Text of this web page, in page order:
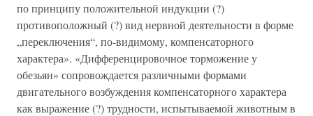
по принципу положительной индукции (?)
противоположный (?) вид нервной деятельности в форме
„переключения“, по-видимому, компенсаторного
характера». «Дифференцировочное торможение у
обезьян» сопровождается различными формами
двигательного возбуждения компенсаторного характера
как выражение (?) трудности, испытываемой животным в